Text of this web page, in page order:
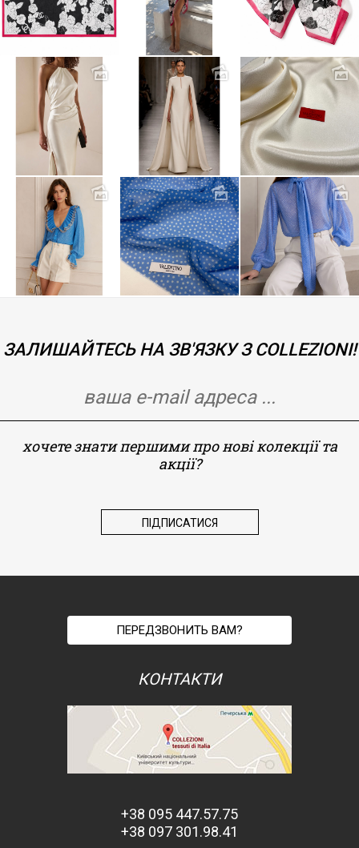
ЗАЛИШАЙТЕСЬ НА ЗВ'ЯЗКУ З COLLEZIONI!
хочете знати першими про нові колекції та
акції?
ПЕРЕДЗВОНИТЬ ВАМ?
КОНТАКТИ
+38 095 447.57.75
+38 097 301.98.41